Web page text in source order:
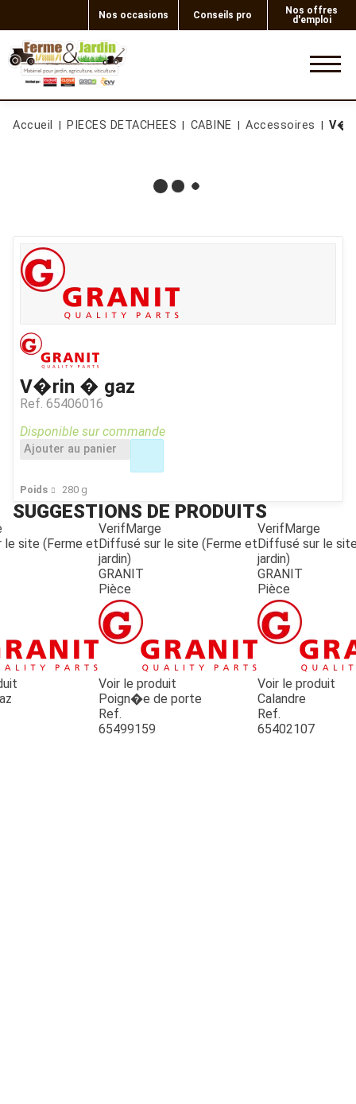
Nos occasions Conseils pro
Nos offres
d'emploi
Accueil PIECES DETACHEES CABINE Accessoires
V�rin � gaz
Ref. 65406016
Poids 280 g
Disponible sur commande
Ajouter au panier
SUGGESTIONS DE PRODUITS
le site (Ferme et
VerifMarge
Diffusé sur le site (Ferme et
jardin)
GRANIT
Pièce
Voir le produit
Poign�e de porte
Ref.
65499159
VerifMarge
Diffusé sur le
jardin)
GRANIT
Pièce
Voir le produit
Calandre
Ref.
65402107